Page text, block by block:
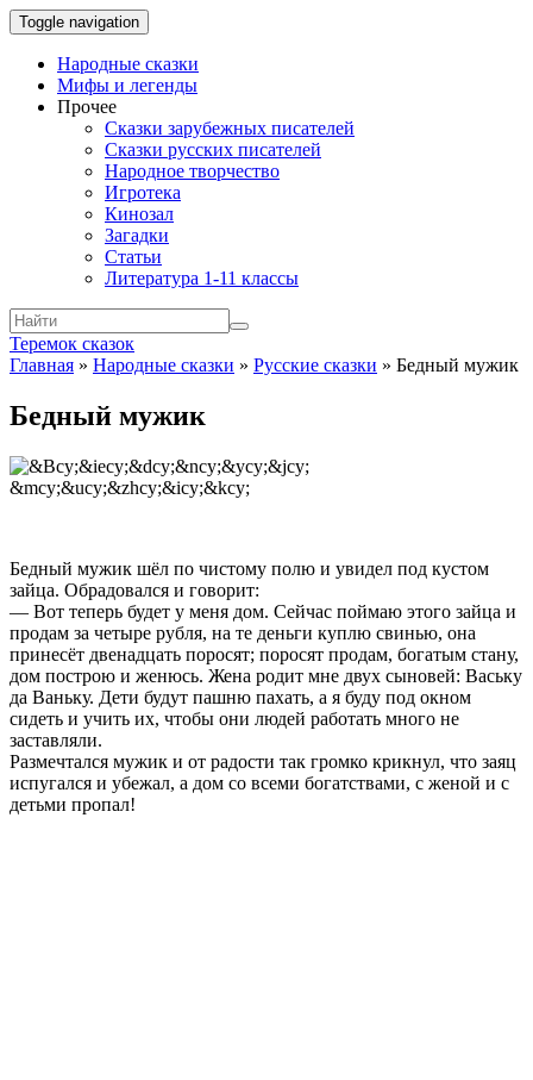
Toggle navigation
Народные сказки
Мифы и легенды
Прочее
Сказки зарубежных писателей
Сказки русских писателей
Народное творчество
Игротека
Кинозал
Загадки
Статьи
Литература 1-11 классы
Теремок сказок
Главная » Народные сказки » Русские сказки » Бедный мужик
Бедный мужик
Бедный мужик шёл по чистому полю и увидел под кустом
зайца. Обрадовался и говорит:
— Вот теперь будет у меня дом. Сейчас поймаю этого зайца и
продам за четыре рубля, на те деньги куплю свинью, она
принесёт двенадцать поросят; поросят продам, богатым стану,
дом построю и женюсь. Жена родит мне двух сыновей: Ваську
да Ваньку. Дети будут пашню пахать, а я буду под окном
сидеть и учить их, чтобы они людей работать много не
заставляли.
Размечтался мужик и от радости так громко крикнул, что заяц
испу­гался и убежал, а дом со всеми богатствами, с женой и с
детьми пропал!